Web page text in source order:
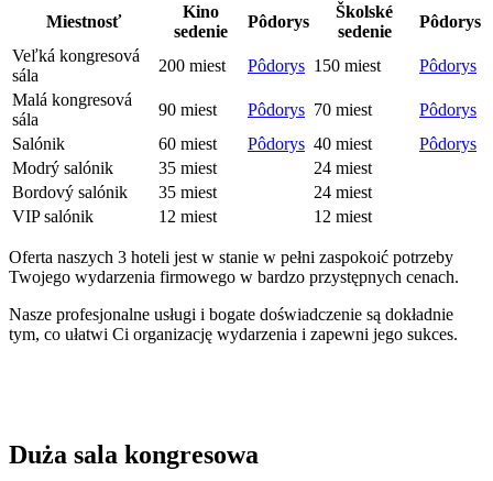
Miestnosť
Kino
sedenie
Pôdorys
Školské
sedenie
Pôdorys
Veľká kongresová
sála
200 miest Pôdorys 150 miest
Pôdorys
Malá kongresová
sála
90 miest Pôdorys 70 miest
Pôdorys
Salónik
60 miest Pôdorys 40 miest
Pôdorys
Modrý salónik
35 miest
24 miest
Bordový salónik
35 miest
24 miest
VIP salónik
12 miest 12 miest
Oferta naszych 3 hoteli jest w stanie w pełni zaspokoić potrzeby
Twojego wydarzenia firmowego w bardzo przystępnych cenach.
Nasze profesjonalne usługi i bogate doświadczenie są dokładnie
tym, co ułatwi Ci organizację wydarzenia i zapewni jego sukces.
Duża sala kongresowa